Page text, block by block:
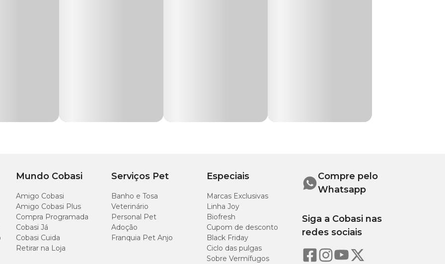
da ração garante máxima satisfação do paladar canino, conquistando até os pets exigentes.
aproveitamento nutricional fazem o cachorro se sentir satisfeito com porções menores.
vitaminas e minerais essenciais contribui para uma vida longa e saudável.
Mundo Cobasi
Amigo Cobasi
Amigo Cobasi Plus
Compra Programada
Cobasi Já
Cobasi Cuida
Retirar na Loja
Serviços Pet
Banho e Tosa
Veterinário
Personal Pet
Adoção
Franquia Pet Anjo
Especiais
Marcas Exclusivas
Linha Joy
Biofresh
Cupom de desconto
Black Friday
Ciclo das pulgas
Sobre Vermífugos
Compre pelo
Whatsapp
Siga a Cobasi nas
redes sociais